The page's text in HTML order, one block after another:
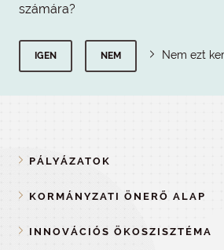
számára?
IGEN NEM Nem ezt
PÁLYÁZATOK
KORMÁNYZATI ÖNERŐ ALAP
INNOVÁCIÓS ÖKOSZISZTÉMA